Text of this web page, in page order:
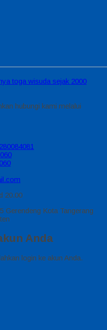
toga wisuda sejak 2000
hubungi kami melalui
20.00
Gerendeng Kota Tangerang
Anda
login ke akun Anda.